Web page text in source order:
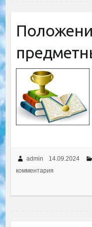
admin 14.09.2024
комментария